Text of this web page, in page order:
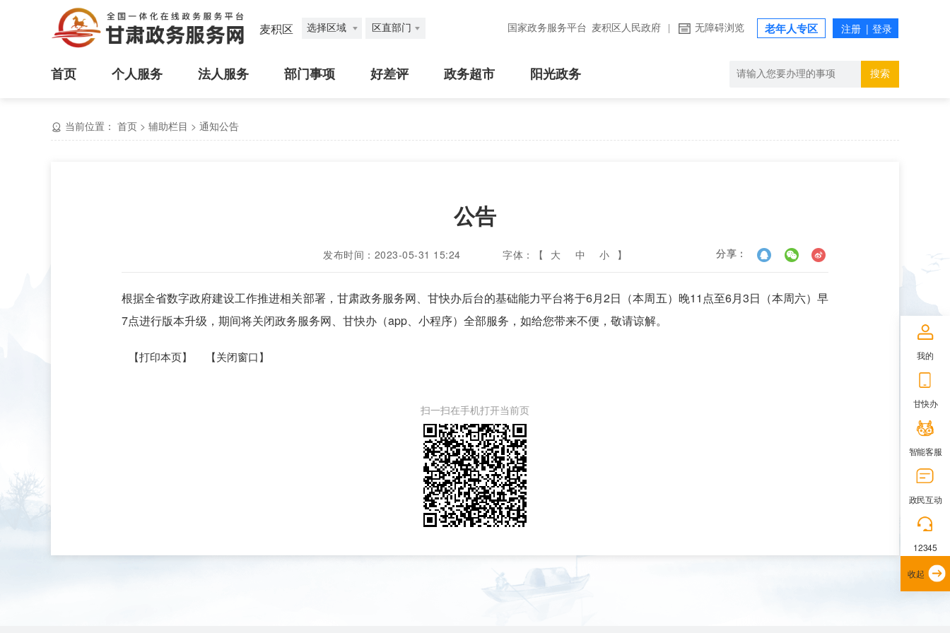
麦积区 选择区域 区直部门 国家政务服务平台 麦积区人民政府 无障碍浏览 老年人专区
首页 个人服务 法人服务 部门事项 好差评 政务超市 阳光政务 搜索
当前位置： 首页 > 辅助栏目 > 通知公告
公告
发布时间：2023-05-31 15:24 字体：【 大 中 小 】 分享：
根据全省数字政府建设工作推进相关部署，甘肃政务服务网、甘快办后台的基础能力平台将于6月2日（本周五）晚11点至6月3日（本周六）早
7点进行版本升级，期间将关闭政务服务网、甘快办（app、小程序）全部服务，如给您带来不便，敬请谅解。
【打印本页】 【关闭窗口】
扫一扫在手机打开当前页
我的
甘快办
智能客服
政民互动
12345
收起